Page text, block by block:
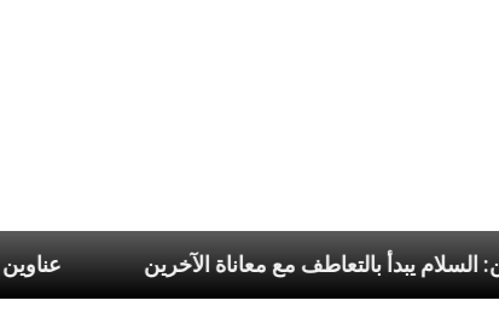
بارولين: السلام يبدأ بالتعاطف مع معاناة الآخرين